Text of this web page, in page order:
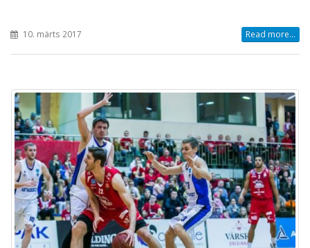
10. märts 2017 Read more...